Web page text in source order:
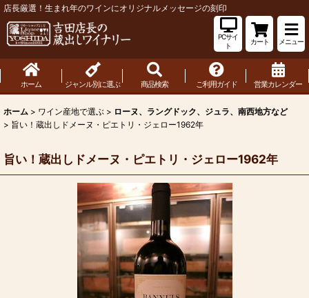
店長厳選！生まれ年のワインにオリジナルメッセージの刻印
PCサイ
ト
カート メニュー
ホーム ジャンル別に選ぶ 商品検索 ご利用ガイド 営業カレンダー
ホーム > ワイン産地で選ぶ > ローヌ、ラングドック、ジュラ、南西地方など
> 旨い！蔵出しドメーヌ・ピエトリ・ジェロー1962年
旨い！蔵出しドメーヌ・ピエトリ・ジェロー1962年